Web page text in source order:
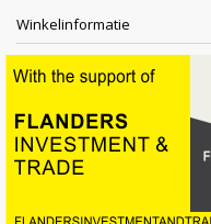
Winkelinformatie